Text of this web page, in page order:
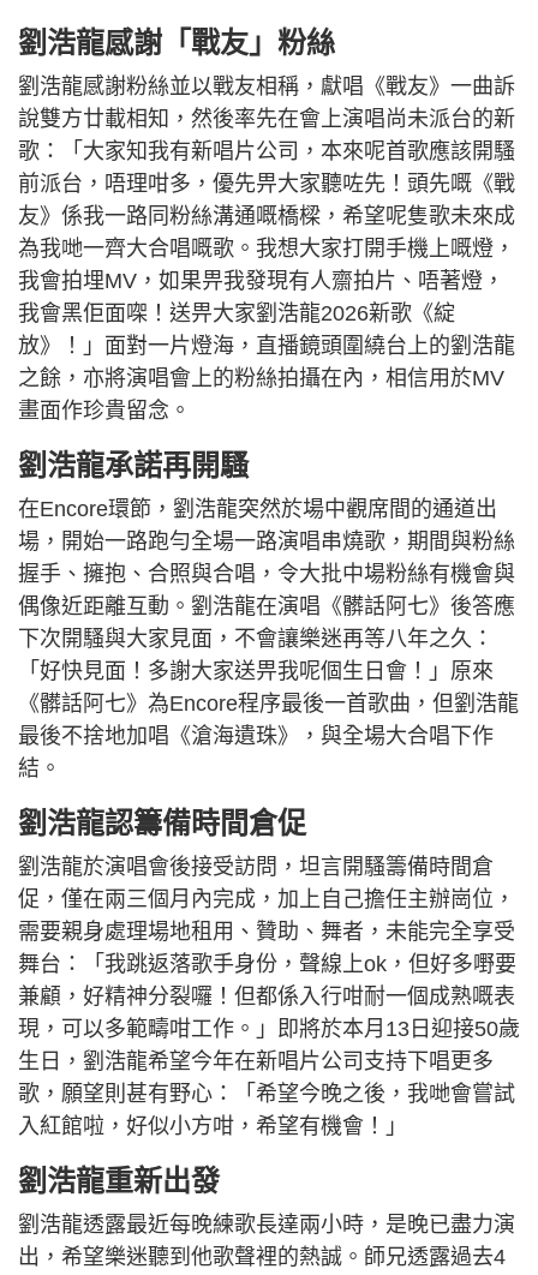
劉浩龍感謝「戰友」粉絲
劉浩龍感謝粉絲並以戰友相稱，獻唱《戰友》一曲訴
說雙方廿載相知，然後率先在會上演唱尚未派台的新
歌：「大家知我有新唱片公司，本來呢首歌應該開騷
前派台，唔理咁多，優先畀大家聽咗先！頭先嘅《戰
友》係我一路同粉絲溝通嘅橋樑，希望呢隻歌未來成
為我哋一齊大合唱嘅歌。我想大家打開手機上嘅燈，
我會拍埋MV，如果畀我發現有人齋拍片、唔著燈，
我會黑佢面㗎！送畀大家劉浩龍2026新歌《綻
放》！」面對一片燈海，直播鏡頭圍繞台上的劉浩龍
之餘，亦將演唱會上的粉絲拍攝在內，相信用於MV
畫面作珍貴留念。
劉浩龍承諾再開騷
在Encore環節，劉浩龍突然於場中觀席間的通道出
場，開始一路跑勻全場一路演唱串燒歌，期間與粉絲
握手、擁抱、合照與合唱，令大批中場粉絲有機會與
偶像近距離互動。劉浩龍在演唱《髒話阿七》後答應
下次開騷與大家見面，不會讓樂迷再等八年之久：
「好快見面！多謝大家送畀我呢個生日會！」原來
《髒話阿七》為Encore程序最後一首歌曲，但劉浩龍
最後不捨地加唱《滄海遺珠》，與全場大合唱下作
結。
劉浩龍認籌備時間倉促
劉浩龍於演唱會後接受訪問，坦言開騷籌備時間倉
促，僅在兩三個月內完成，加上自己擔任主辦崗位，
需要親身處理場地租用、贊助、舞者，未能完全享受
舞台：「我跳返落歌手身份，聲線上ok，但好多嘢要
兼顧，好精神分裂囉！但都係入行咁耐一個成熟嘅表
現，可以多範疇咁工作。」即將於本月13日迎接50歲
生日，劉浩龍希望今年在新唱片公司支持下唱更多
歌，願望則甚有野心：「希望今晚之後，我哋會嘗試
入紅館啦，好似小方咁，希望有機會！」
劉浩龍重新出發
劉浩龍透露最近每晚練歌長達兩小時，是晚已盡力演
出，希望樂迷聽到他歌聲裡的熱誠。師兄透露過去4